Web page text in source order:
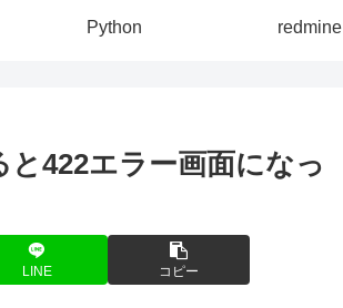
Python redmine
422エラー画面になっ
LINE コピー